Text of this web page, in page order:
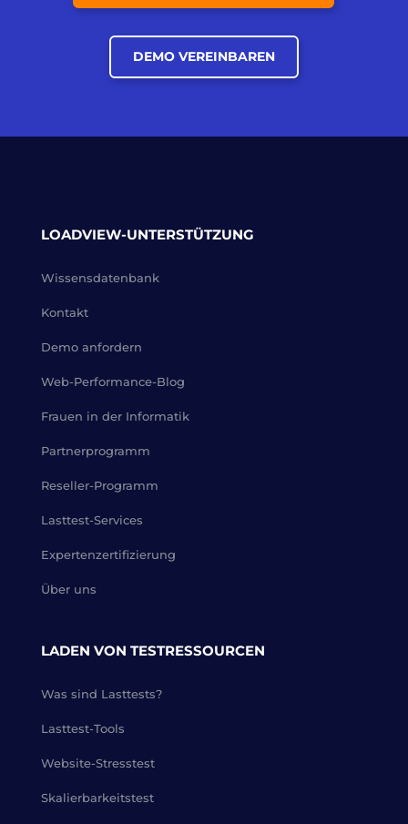
DEMO VEREINBAREN
LOADVIEW-UNTERSTÜTZUNG
Wissensdatenbank
Kontakt
Demo anfordern
Web-Performance-Blog
Frauen in der Informatik
Partnerprogramm
Reseller-Programm
Lasttest-Services
Expertenzertifizierung
Über uns
LADEN VON TESTRESSOURCEN
Was sind Lasttests?
Lasttest-Tools
Website-Stresstest
Skalierbarkeitstest